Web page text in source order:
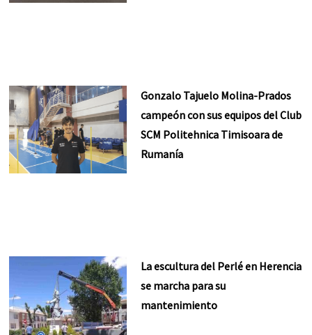
Gonzalo Tajuelo Molina-Prados
campeón con sus equipos del Club
SCM Politehnica Timisoara de
Rumanía
La escultura del Perlé en Herencia
se marcha para su
mantenimiento